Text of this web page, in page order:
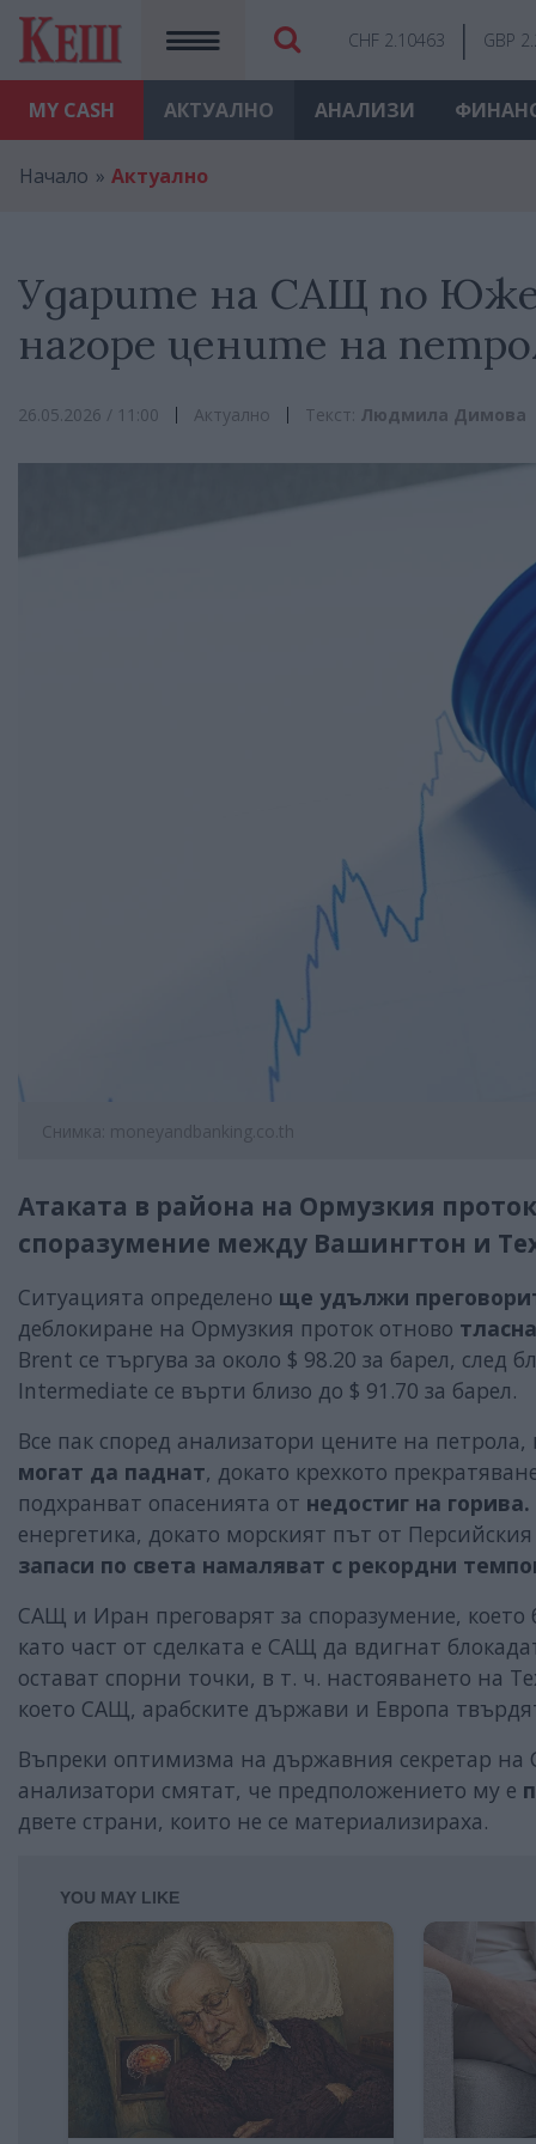
MY CASH
CHF 2.10463 GBP
АКТУАЛНО АНАЛИЗИ
Начало Актуално
Ударите на САЩ по
нагоре цените на
26.05.2026 / 11:00 Актуално Текст: Людмила Димова
Снимка: moneyandbanking.co.th
Атаката в района на Ормузкия
споразумение между Вашингтон и
Ситуацията определено ще удължи
деблокиране на Ормузкия проток отново
Brent се търгува за около $ 98.20 за барел, след
Intermediate се върти близо до $ 91.70 за барел.
Все пак според анализатори цените на
могат да паднат, докато крехкото
подхранват опасенията от недостиг на горива.
енергетика, докато морският път от
запаси по света намаляват с рекордни
САЩ и Иран преговарят за споразумение,
като част от сделката е САЩ да вдигнат
остават спорни точки, в т. ч. настояването на
което САЩ, арабските държави и Европа
Въпреки оптимизма на държавния секретар
анализатори смятат, че предположението му е
двете страни, които не се материализираха.